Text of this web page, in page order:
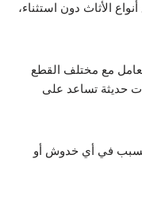
الأثاث دون استثناء،
مع مختلف القطع
حديثة تساعد على
في أي خدوش أو